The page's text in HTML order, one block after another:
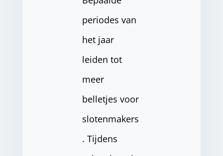
periodes van
het jaar
leiden tot
meer
belletjes voor
slotenmakers
. Tijdens